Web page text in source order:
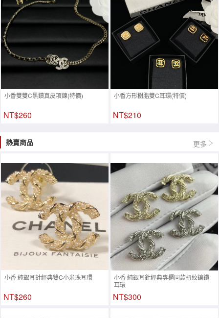
小香雙雙C黑鑽真皮項鍊(特價)
NT$260
小香方形樹脂雙C耳環(特價)
NT$210
熱賣商品 更多
小香 純銀耳針經典雙C小米珠耳環
NT$260
小香 純銀耳針經典專櫃同款扭紋鑲鑽
耳環
NT$300